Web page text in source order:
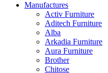
Manufactures
Activ Furniture
Aditech Furniture
Alba
Arkadia Furniture
Aura Furniture
Brother
Chitose